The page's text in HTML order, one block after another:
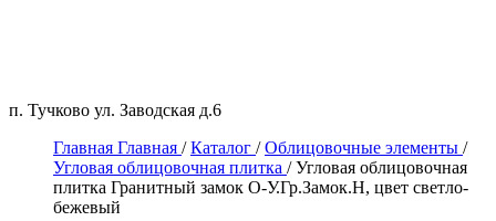
п. Тучково ул. Заводская д.6
Главная Главная / Каталог / Облицовочные элементы /
Угловая облицовочная плитка / Угловая облицовочная
плитка Гранитный замок О-У.Гр.Замок.Н, цвет светло-
бежевый